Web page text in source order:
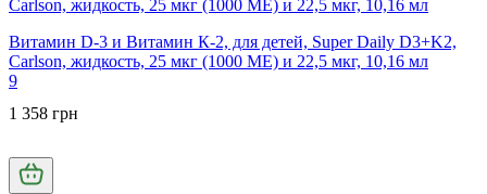
Витамин D-3 и Витамин К-2, для детей, Super Daily D3+K2,
Carlson, жидкость, 25 мкг (1000 МЕ) и 22,5 мкг, 10,16 мл
9
1 358 грн